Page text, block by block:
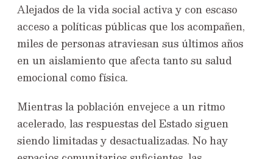
Alejados de la vida social activa y con escaso
acceso a políticas públicas que los acompañen,
miles de personas atraviesan sus últimos años
en un aislamiento que afecta tanto su salud
emocional como física.
Mientras la población envejece a un ritmo
acelerado, las respuestas del Estado siguen
siendo limitadas y desactualizadas. No hay